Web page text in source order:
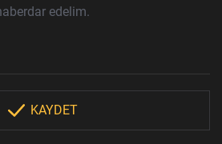
edelim.
KAYDET